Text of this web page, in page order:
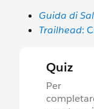
Guida di
Trailhead: